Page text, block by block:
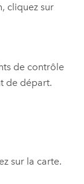
cliquez sur
de contrôle
de départ.
sur la carte.